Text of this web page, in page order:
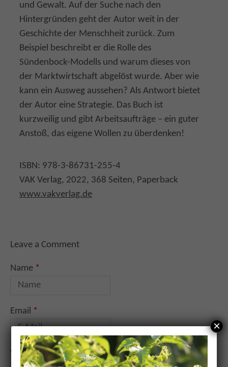
und Gewalt. Auf der Suche nach den
Hintergründen geht der Autor weit in der
Geschichte der Menschheit zurück. Zum
Beispiel beschreibt er die Rolle des
Sündenbock-Modells und warum dieses von
der Marktwirtschaft abgelöst wurde. Aber wie
kann ein Ausweg aussehen? Als Antwort bietet
der Autor eine Strategie. Das Buch ist
kurzweilig und gibt Arbeitsaufträge – ein guter
Anstoß, das eigene Wollen zu überdenken!
ISBN: 978-3-86731-255-4
VAK Verlag, 2022, 368 Seiten, Paperback
www.vakverlag.de
Leave a Comment
Name *
Email *
Website
×